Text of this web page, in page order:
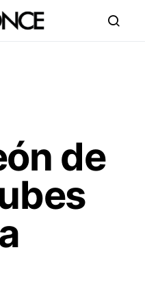
de